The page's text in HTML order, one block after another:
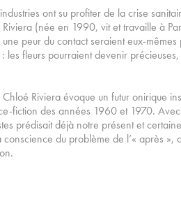
ont su profiter de la crise
(née en 1990, vit et travaille à
peur du contact seraient eux-mêmes
les fleurs pourraient devenir
Riviera évoque un futur onirique
fiction des années 1960 et 1970.
prédisait déjà notre présent et
conscience du problème de l’« après »,